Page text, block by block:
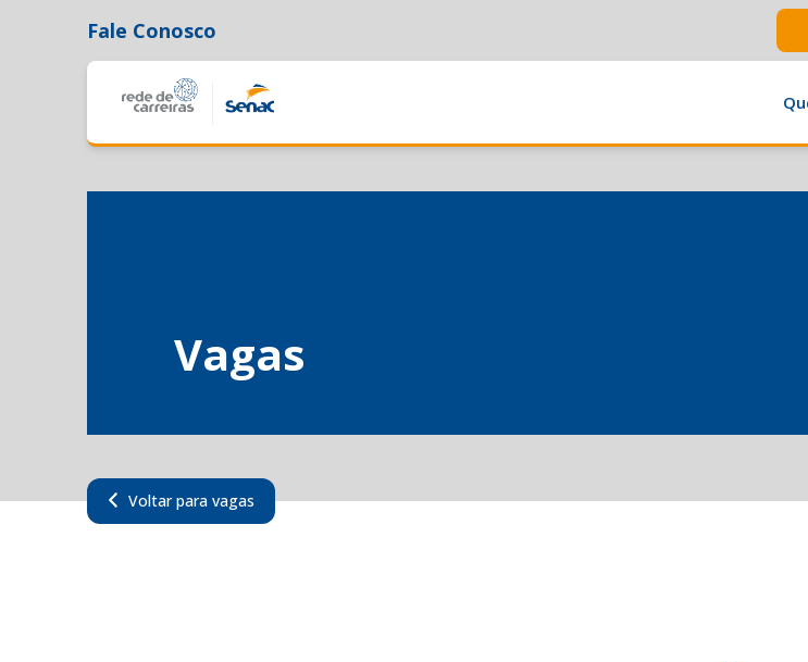
Fale Conosco
Vagas
Voltar para vagas